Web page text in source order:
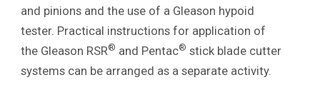
and pinions and the use of a Gleason hypoid
tester. Practical instructions for application of
the Gleason RSR® and Pentac® stick blade cutter
systems can be arranged as a separate activity.